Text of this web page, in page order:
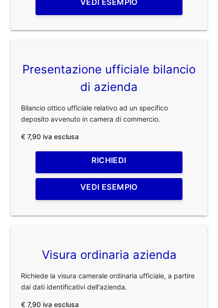
VEDI ESEMPIO
Presentazione ufficiale bilancio
di azienda
Bilancio ottico ufficiale relativo ad un specifico
deposito avvenuto in camera di commercio.
€ 7,90 iva esclusa
RICHIEDI
VEDI ESEMPIO
Visura ordinaria azienda
Richiede la visura camerale ordinaria ufficiale, a partire
dai dati identificativi dell'azienda.
€ 7,90 iva esclusa